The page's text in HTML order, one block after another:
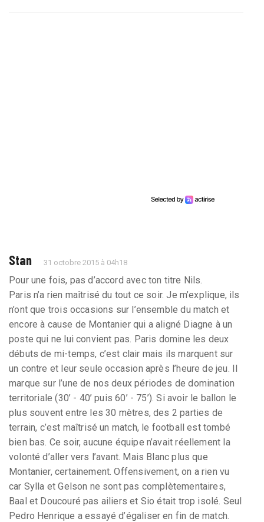
Stan 31 octobre 2015 à 04h18
Pour une fois, pas d’accord avec ton titre Nils.
Paris n’a rien maîtrisé du tout ce soir. Je m’explique, ils
n’ont que trois occasions sur l’ensemble du match et
encore à cause de Montanier qui a aligné Diagne à un
poste qui ne lui convient pas. Paris domine les deux
débuts de mi-temps, c’est clair mais ils marquent sur
un contre et leur seule occasion après l’heure de jeu. Il
marque sur l’une de nos deux périodes de domination
territoriale (30’ - 40’ puis 60’ - 75’). Si avoir le ballon le
plus souvent entre les 30 mètres, des 2 parties de
terrain, c’est maîtrisé un match, le football est tombé
bien bas. Ce soir, aucune équipe n’avait réellement la
volonté d’aller vers l’avant. Mais Blanc plus que
Montanier, certainement. Offensivement, on a rien vu
car Sylla et Gelson ne sont pas complètementaires,
Baal et Doucouré pas ailiers et Sio était trop isolé. Seul
Pedro Henrique a essayé d’égaliser en fin de match.